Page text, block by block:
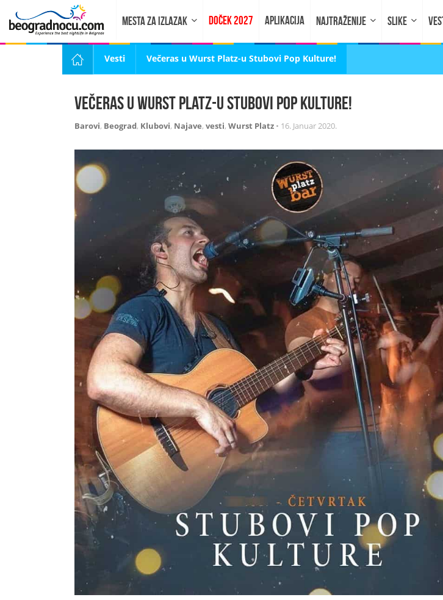
MESTA ZA IZLAZAK DOČEK 2027 APLIKACIJA NAJTRAŽENIJE SLIKE
Vesti Večeras u Wurst Platz-u Stubovi Pop Kulture!
Večeras u Wurst Platz-u Stubovi Pop Kulture!
Barovi, Beograd, Klubovi, Najave, vesti, Wurst Platz • 16. Januar 2020.